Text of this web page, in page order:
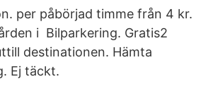
per påbörjad timme från 4 kr.
i​ Bilparkering. Gratis2
destinationen. Hämta
Ej täckt.